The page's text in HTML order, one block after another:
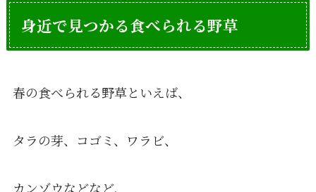
身近で見つかる食べられる野草
春の食べられる野草といえば、
タラの芽、コゴミ、ワラビ、
カンゾウなどなど、